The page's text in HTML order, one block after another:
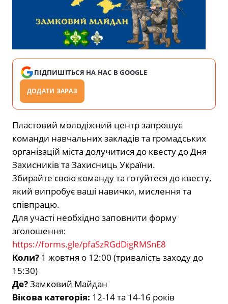
ПІДПИШІТЬСЯ НА НАС В GOOGLE
ДОДАТИ ЗАРАЗ
Пластовий молодіжний центр запрошує
команди навчальних закладів та громадських
організацій міста долучитися до квесту до Дня
Захисників та Захисниць України.
Збирайте свою команду та готуйтеся до квесту,
який випробує ваші навички, мислення та
співпрацю.
Для участі необхідно заповнити форму
зголошення:
https://forms.gle/pfaSzRGdDigRMSnE8
Коли? 1 жовтня о 12:00 (тривалість заходу до
15:30)
Де?Замковий Майдан
Вікова категорія: 12-14 та 14-16 років